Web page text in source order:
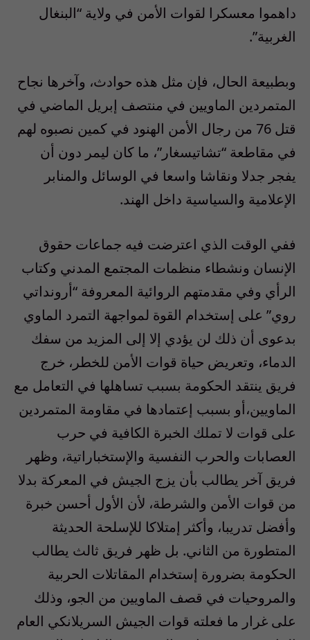
داهموا معسكرا لقوات الأمن في ولاية “البنغال
الغربية”.
وبطبيعة الحال، فإن مثل هذه حوادث، وآخرها نجاح
المتمردين الماويين في منتصف إبريل الماضي في
قتل 76 من رجال الأمن الهنود في كمين نصبوه لهم
في مقاطعة “تشاتيسغار”، ما كان ليمر دون أن
يفجر جدلا ونقاشا واسعا في الوسائل والمنابر
الإعلامية والسياسية داخل الهند.
ففي الوقت الذي اعترضت فيه جماعات حقوق
الإنسان ونشطاء منظمات المجتمع المدني وكتاب
الرأي وفي مقدمتهم الروائية المعروفة “أرونداتي
روي” على إستخدام القوة لمواجهة التمرد الماوي
بدعوى أن ذلك لن يؤدي إلا إلى المزيد من سفك
الدماء، وتعريض حياة قوات الأمن للخطر، خرج
فريق ينتقد الحكومة بسبب تساهلها في التعامل مع
الماويين،أو بسبب إعتمادها في مقاومة المتمردين
على قوات لا تملك الخبرة الكافية في حرب
العصابات والحرب النفسية والإستخباراتية، وظهر
فريق آخر يطالب بأن يزج الجيش في المعركة بدلا
من قوات الأمن والشرطة، لأن الأول أحسن خبرة
وأفضل تدريبا، وأكثر إمتلاكا للإسلحة الحديثة
المتطورة من الثاني. بل ظهر فريق ثالث يطالب
الحكومة بضرورة إستخدام المقاتلات الحربية
والمروحيات في قصف الماويين من الجو، وذلك
على غرار ما فعلته قوات الجيش السريلانكي العام